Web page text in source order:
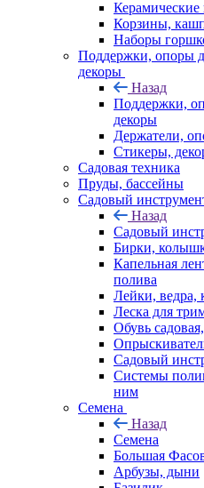
Корзины,
Наборы
Поддержки, опоры
декоры
Назад
Поддержки,
декоры
Держатели,
Стикеры,
Садовая техника
Пруды, бассейны
Садовый
Назад
Садовый
Бирки,
Капельная
полива
Лейки, ведра,
Леска для
Обувь
Садовый
Системы
ним
Семена
Назад
Семена
Большая
Арбузы, дыни